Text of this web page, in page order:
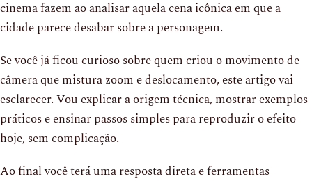
cinema fazem ao analisar aquela cena icônica em que a
cidade parece desabar sobre a personagem.
Se você já ficou curioso sobre quem criou o movimento de
câmera que mistura zoom e deslocamento, este artigo vai
esclarecer. Vou explicar a origem técnica, mostrar exemplos
práticos e ensinar passos simples para reproduzir o efeito
hoje, sem complicação.
Ao final você terá uma resposta direta e ferramentas